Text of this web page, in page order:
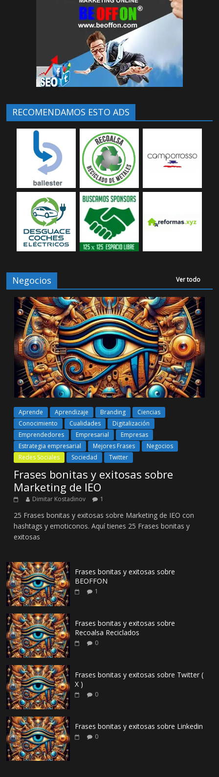
RECOMENDAMOS ESTO ADS
Negocios Ver todo
Aprende Aprendizaje Branding
Ciencias
Conocimiento
Cualidades
Digitalización
Emprendedores
Empresarial
Empresas
Estrategia empresarial
Mejores Frases
Negocios
Redes Sociales
Sociedad Twitter
Frases bonitas y exitosas sobre
Marketing de IEO
Dimitar Kostadinov 1
25 Frases bonitas y exitosas sobre Marketing de IEO con
hashtags y emoticonos. Aquí tienes 25 Frases bonitas y
exitosas
Frases bonitas y exitosas sobre
BEOFFON
1
Frases bonitas y exitosas sobre
Recoalsa Reciclados
0
Frases bonitas y exitosas sobre Twitter (
X )
0
Frases bonitas y exitosas sobre Linkedin
0